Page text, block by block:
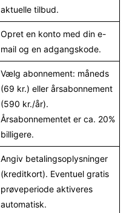
aktuelle tilbud.
Opret en konto med din e-
mail og en adgangskode.
Vælg abonnement: måneds
(69 kr.) eller årsabonnement
(590 kr./år).
Årsabonnementet er ca. 20%
billigere.
Angiv betalingsoplysninger
(kreditkort). Eventuel gratis
prøveperiode aktiveres
automatisk.